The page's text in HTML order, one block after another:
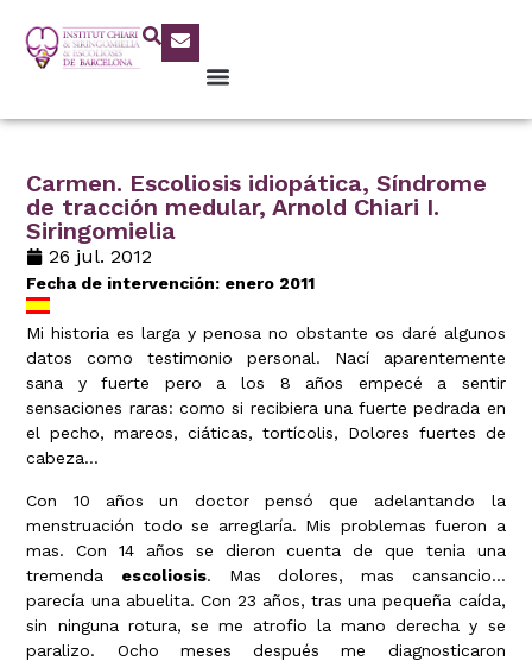
Carmen. Escoliosis idiopática, Síndrome
de tracción medular, Arnold Chiari I.
Siringomielia
26 jul. 2012
Fecha de intervención: enero 2011
Mi historia es larga y penosa no obstante os daré algunos
datos como testimonio personal. Nací aparentemente
sana y fuerte pero a los 8 años empecé a sentir
sensaciones raras: como si recibiera una fuerte pedrada en
el pecho, mareos, ciáticas, tortícolis, Dolores fuertes de
cabeza…
Con 10 años un doctor pensó que adelantando la
menstruación todo se arreglaría. Mis problemas fueron a
mas. Con 14 años se dieron cuenta de que tenia una
tremenda escoliosis. Mas dolores, mas cansancio…
parecía una abuelita. Con 23 años, tras una pequeña caída,
sin ninguna rotura, se me atrofio la mano derecha y se
paralizo. Ocho meses después me diagnosticaron